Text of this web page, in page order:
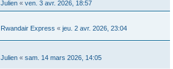
Julien « ven. 3 avr. 2026, 18:57
Rwandair Express « jeu. 2 avr. 2026, 23:04
Julien « sam. 14 mars 2026, 14:05